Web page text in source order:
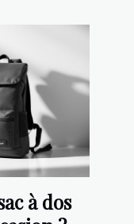
à dos